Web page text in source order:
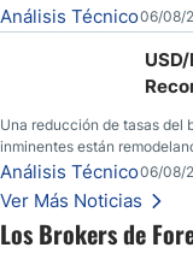
Los Brokers de
convicción real.
Análisis Técnico06/08/
Una reducción de tasas del
inminentes están
Una reducción de tasas por
inminentes están
Esto es lo que los traders
Análisis Técnico06/08/
Ver Más Noticias